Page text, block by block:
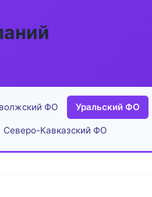
ФО Уральский ФО
Северо-Кавказский ФО